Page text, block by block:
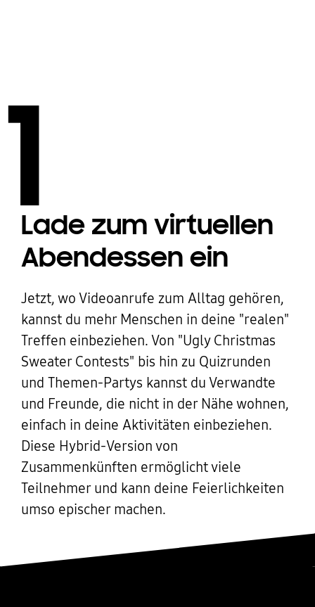
1
Lade zum virtuellen
Abendessen ein
Jetzt, wo Videoanrufe zum Alltag gehören,
kannst du mehr Menschen in deine "realen"
Treffen einbeziehen. Von "Ugly Christmas
Sweater Contests" bis hin zu Quizrunden
und Themen-Partys kannst du Verwandte
und Freunde, die nicht in der Nähe wohnen,
einfach in deine Aktivitäten einbeziehen.
Diese Hybrid-Version von
Zusammenkünften ermöglicht viele
Teilnehmer und kann deine Feierlichkeiten
umso epischer machen.